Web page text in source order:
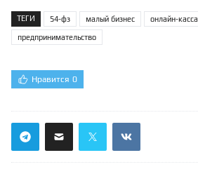
ТЕГИ 54-фз малый бизнес онлайн-касса
предпринимательство
Нравится 0